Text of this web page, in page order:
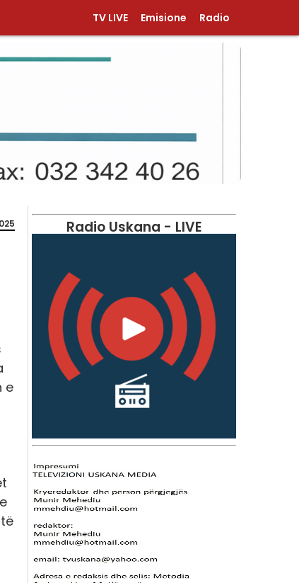
TV LIVE Emisione Radio
e
Radio Uskana - LIVE